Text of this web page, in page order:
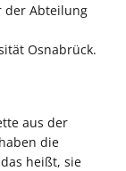
der Abteilung
Osnabrück.
aus der
die
heißt, sie